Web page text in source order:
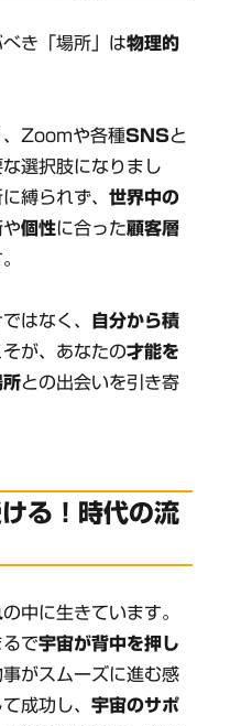
き「場所」は物理的
、Zoomや各種SNSと
な選択肢になりまし
縛られず、世界中の
や個性に合った顧客層
はなく、
自分から積
が、あなたの才能を
所との出会いを引き寄
る！時代の流
の中に生きています。
るで宇宙が背中を押し
がスムーズに進む感
成功し、宇宙のサポ